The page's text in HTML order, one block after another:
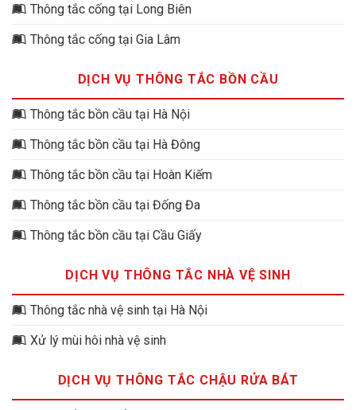
Thông tắc cống tại Long Biên
Thông tắc cống tại Gia Lâm
DỊCH VỤ THÔNG TẮC BỒN CẦU
Thông tắc bồn cầu tại Hà Nội
Thông tắc bồn cầu tại Hà Đông
Thông tắc bồn cầu tại Hoàn Kiếm
Thông tắc bồn cầu tại Đống Đa
Thông tắc bồn cầu tại Cầu Giấy
DỊCH VỤ THÔNG TẮC NHÀ VỆ SINH
Thông tắc nhà vệ sinh tại Hà Nội
Xử lý mùi hôi nhà vệ sinh
DỊCH VỤ THÔNG TẮC CHẬU RỬA BÁT